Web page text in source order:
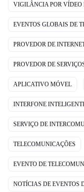
VIGILÂNCIA POR VÍDEO
EVENTOS GLOBAIS DE
PROVEDOR DE
PROVEDOR DE
APLICATIVO MÓVEL
INTERFONE
SERVIÇO DE
TELECOMUNICAÇÕES
EVENTO DE
NOTÍCIAS DE EVENTOS